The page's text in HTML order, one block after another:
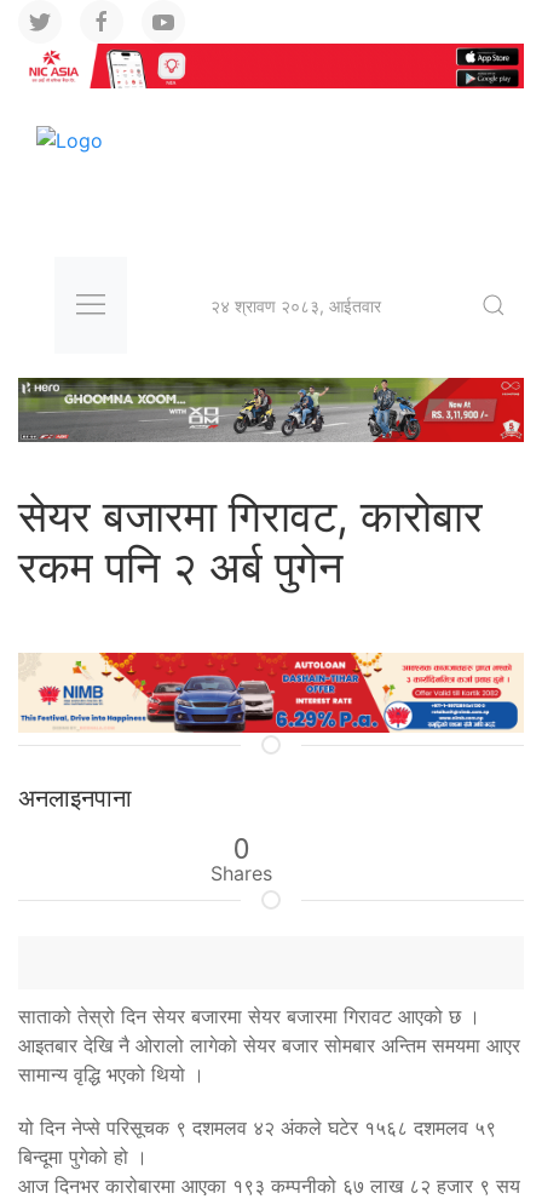
२४ श्रावण २०८३, आईतवार
सेयर बजारमा गिरावट, कारोबार
रकम पनि २ अर्ब पुगेन
अनलाइनपाना
0
Shares
साताको तेस्रो दिन सेयर बजारमा सेयर बजारमा गिरावट आएको छ ।
आइतबार देखि नै ओरालो लागेको सेयर बजार सोमबार अन्तिम समयमा आएर
सामान्य वृद्धि भएको थियो ।
यो दिन नेप्से परिसूचक ९ दशमलव ४२ अंकले घटेर १५६८ दशमलव ५९
बिन्दूमा पुगेको हो ।
आज दिनभर कारोबारमा आएका १९३ कम्पनीको ६७ लाख ८२ हजार ९ सय